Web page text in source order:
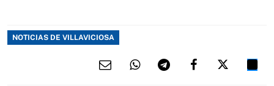
NOTICIAS DE VILLAVICIOSA